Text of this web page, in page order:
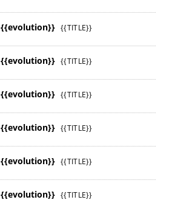
{{evolution}} {{TITLE}}
{{evolution}} {{TITLE}}
{{evolution}} {{TITLE}}
{{evolution}} {{TITLE}}
{{evolution}} {{TITLE}}
{{evolution}} {{TITLE}}